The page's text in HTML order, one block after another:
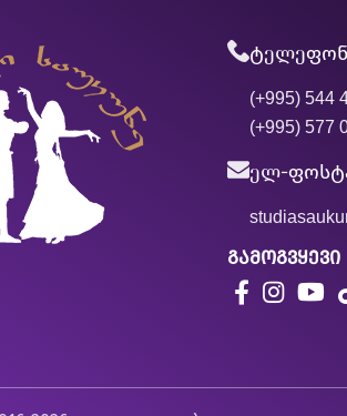
(+995) 544
(+995) 577
ელ-